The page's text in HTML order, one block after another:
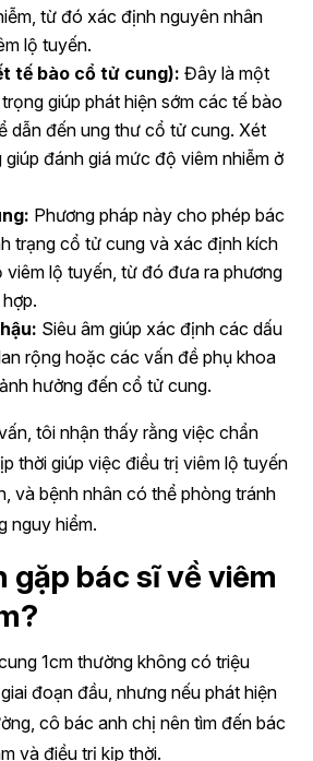
từ đó xác định nguyên nhân
lộ tuyến.
tế bào cổ tử cung): Đây là một
giúp phát hiện sớm các tế bào
dẫn đến ung thư cổ tử cung. Xét
đánh giá mức độ viêm nhiễm ở
Phương pháp này cho phép bác
trạng cổ tử cung và xác định kích
lộ tuyến, từ đó đưa ra phương
Siêu âm giúp xác định các dấu
rộng hoặc các vấn đề phụ khoa
hưởng đến cổ tử cung.
tôi nhận thấy rằng việc chẩn
thời giúp việc điều trị viêm lộ tuyến
và bệnh nhân có thể phòng tránh
nguy hiểm.
gặp bác sĩ về viêm
1cm thường không có triệu
đoạn đầu, nhưng nếu phát hiện
cô bác anh chị nên tìm đến bác
và điều trị kịp thời.